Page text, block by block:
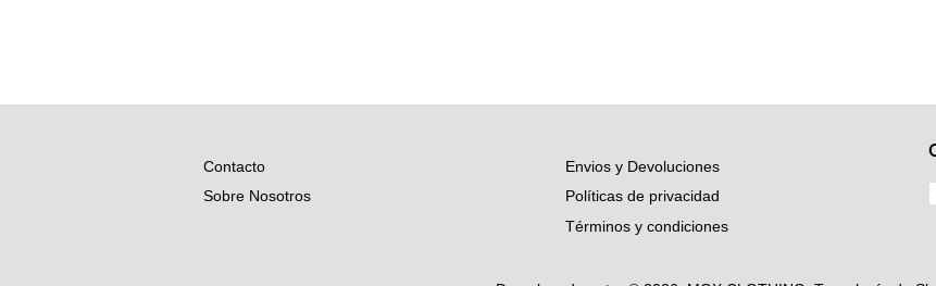
Contacto
Sobre Nosotros
Envios y Devoluciones
Políticas de privacidad
Términos y condiciones